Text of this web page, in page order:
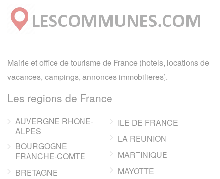
Mairie et office de tourisme de France (hotels, locations de
vacances, campings, annonces immobilieres).
Les regions de France
AUVERGNE RHONE-
ALPES
BOURGOGNE
FRANCHE-COMTE
BRETAGNE
ILE DE FRANCE
LA REUNION
MARTINIQUE
MAYOTTE